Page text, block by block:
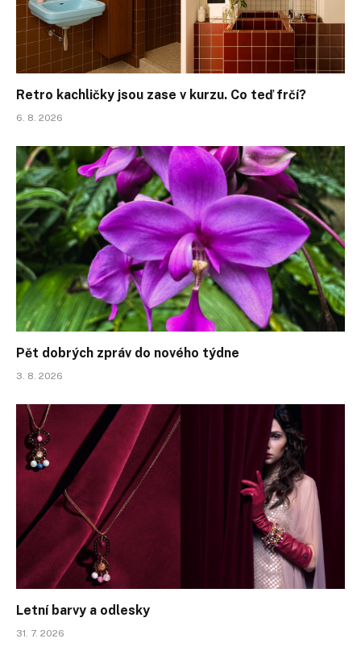
Retro kachličky jsou zase v kurzu. Co teď frčí?
6. 8. 2026
Pět dobrých zpráv do nového týdne
3. 8. 2026
Letní barvy a odlesky
31. 7. 2026